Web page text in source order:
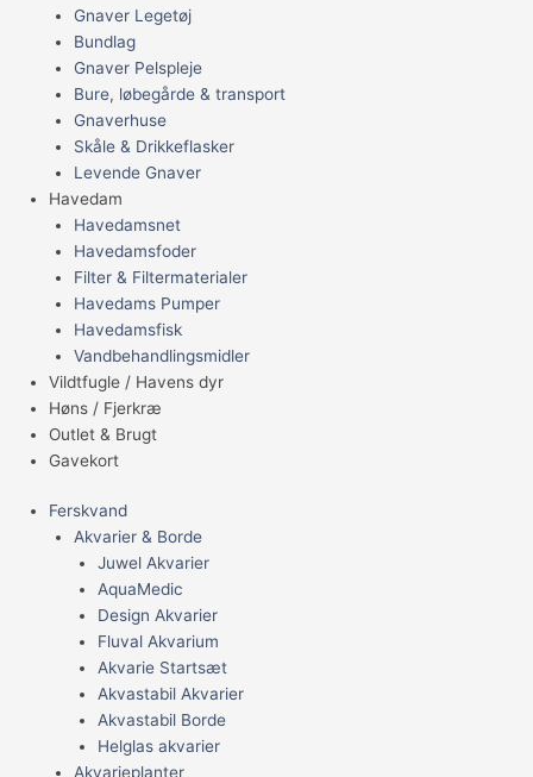
Gnaver Legetøj
Bundlag
Gnaver Pelspleje
Bure, løbegårde & transport
Gnaverhuse
Skåle & Drikkeflasker
Levende Gnaver
Havedam
Havedamsnet
Havedamsfoder
Filter & Filtermaterialer
Havedams Pumper
Havedamsfisk
Vandbehandlingsmidler
Vildtfugle / Havens dyr
Høns / Fjerkræ
Outlet & Brugt
Gavekort
Ferskvand
Akvarier & Borde
Juwel Akvarier
AquaMedic
Design Akvarier
Fluval Akvarium
Akvarie Startsæt
Akvastabil Akvarier
Akvastabil Borde
Helglas akvarier
Akvarieplanter